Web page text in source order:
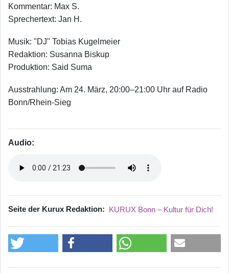
Kommentar: Max S.
Sprechertext: Jan H.
Musik: "DJ" Tobias Kugelmeier
Redaktion: Susanna Biskup
Produktion: Said Suma
Ausstrahlung: Am 24. März, 20:00–21:00 Uhr auf Radio
Bonn/Rhein-Sieg
Audio:
Seite der Kurux Redaktion KURUX Bonn – Kultur für Dich!